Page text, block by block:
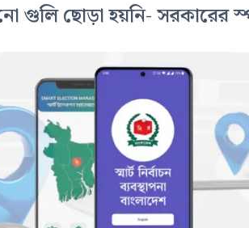
গুলি ছোড়া হয়নি- সরকারের